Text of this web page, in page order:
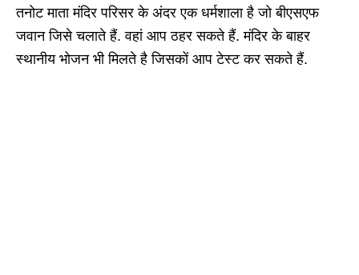
तनोट माता मंदिर परिसर के अंदर एक धर्मशाला है जो बीएसएफ
जवान जिसे चलाते हैं. वहां आप ठहर सकते हैं. मंदिर के बाहर
स्थानीय भोजन भी मिलते है जिसकों आप टेस्ट कर सकते हैं.